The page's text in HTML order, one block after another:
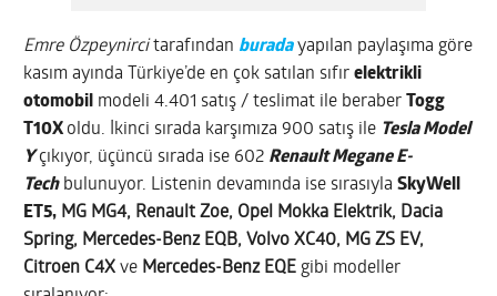
Emre Özpeynircitarafından buradayapılan paylaşıma göre
kasım ayında Türkiye’de en çok satılan sıfırelektrikli
otomobil modeli 4.401 satış / teslimat ile beraber
Togg
T10X oldu. İkinci sırada karşımıza 900 satış ile Tesla Model
Yçıkıyor, üçüncü sırada ise 602 Renault Megane E-
Tech bulunuyor. Listenin devamında ise sırasıylaSkyWell
ET5, MG MG4, Renault Zoe, Opel Mokka Elektrik, Dacia
Spring, Mercedes-Benz EQB, Volvo XC40, MG ZS EV,
Citroen C4X ve Mercedes-Benz EQE gibi modeller